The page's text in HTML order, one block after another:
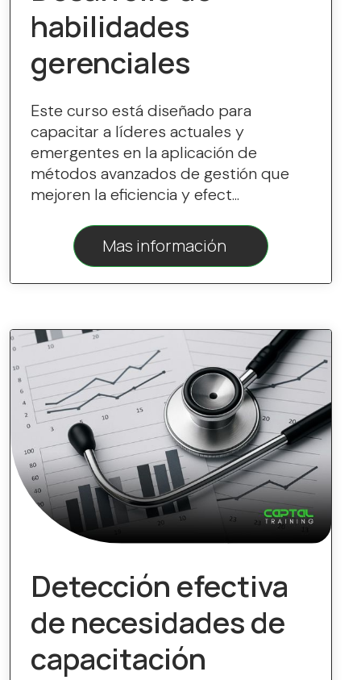
habilidades
gerenciales
Este curso está diseñado para
capacitar a líderes actuales y
emergentes en la aplicación de
métodos avanzados de gestión que
mejoren la eficiencia y efect...
Mas información
Detección efectiva
de necesidades de
capacitación